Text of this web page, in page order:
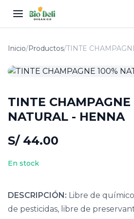
Inicio/Productos/
TINTE CHAMPAGNE
NATURAL - HENNA
S/ 44.00
En stock
DESCRIPCIÓN: Libre de
de pesticidas, libre de